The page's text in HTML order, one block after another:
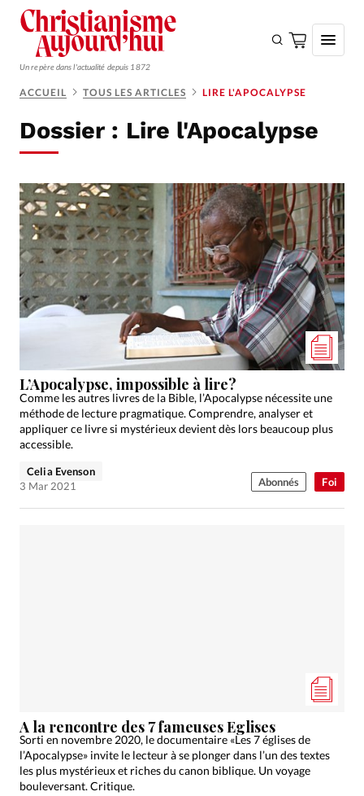
Un repère dans l'actualité depuis 1872
Monde
Opinions
Tous les articles
Faire un don
Emploi
Édition: Internationale
Devise:CHF
RUBRIQUES
Tous les articles
Actualité internationale
Culture
Dossier
Génération réveil
Monde
ACCUEIL TOUS LES ARTICLES LIRE L'APOCALYPSE
Dossier : Lire l'Apocalypse
Foi
L’Apocalypse, impossible à lire?
Comme les autres livres de la Bible, l’Apocalypse nécessite une
méthode de lecture pragmatique. Comprendre, analyser et
appliquer ce livre si mystérieux devient dès lors beaucoup plus
accessible.
Celia Evenson
3 Mar 2021
Abonnés
A la rencontre des 7 fameuses Eglises
Sorti en novembre 2020, le documentaire «Les 7 églises de
l’Apocalypse» invite le lecteur à se plonger dans l’un des textes
les plus mystérieux et riches du canon biblique. Un voyage
bouleversant. Critique.